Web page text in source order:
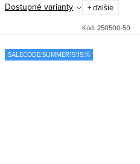
Dostupné varianty
+ ďalšie
Kód: 250500-50
SALECODE:SUMMER15:15:%